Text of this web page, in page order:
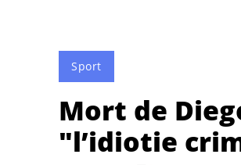
Sport
Mort de
"l’idiotie